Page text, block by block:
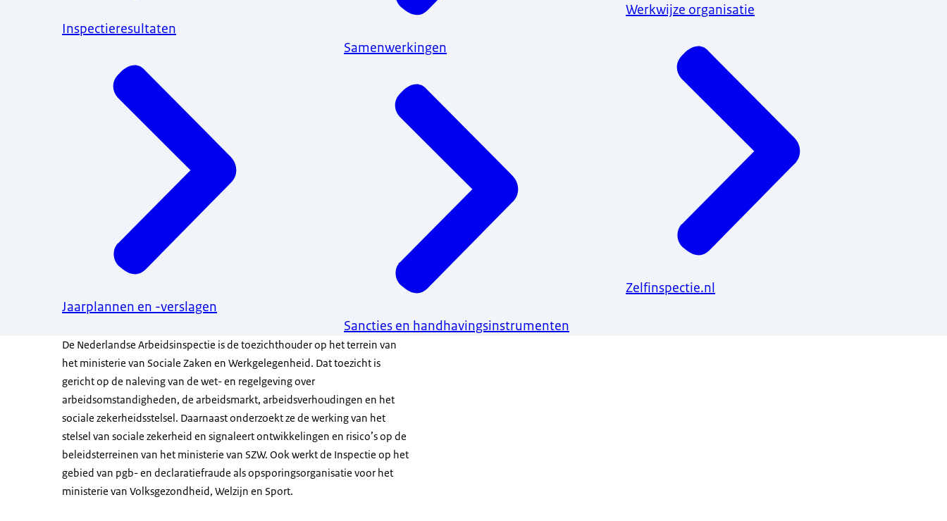
Inspectieresultaten
Jaarplannen en -verslagen
Samenwerkingen
Sancties en handhavingsinstrumenten
Werkwijze organisatie
Zelfinspectie.nl
De Nederlandse Arbeidsinspectie is de toezichthouder op het terrein van
het ministerie van Sociale Zaken en Werkgelegenheid. Dat toezicht is
gericht op de naleving van de wet- en regelgeving over
arbeidsomstandigheden, de arbeidsmarkt, arbeidsverhoudingen en het
sociale zekerheidsstelsel. Daarnaast onderzoekt ze de werking van het
stelsel van sociale zekerheid en signaleert ontwikkelingen en risico’s op de
beleidsterreinen van het ministerie van SZW. Ook werkt de Inspectie op het
gebied van pgb- en declaratiefraude als opsporingsorganisatie voor het
ministerie van Volksgezondheid, Welzijn en Sport.